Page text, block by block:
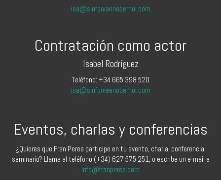
isa@sinfoniaenobemol.com
Contratación como actor
Isabel Rodríguez
Teléfono: +34 665 398 520
isa@sinfoniaenobemol.com
Eventos, charlas y conferencias
¿Quieres que Fran Perea participe en tu evento, charla, conferencia,
seminario? Llama al teléfono (+34) 627 575 251, o escribe un e-mail a
info@franperea.com